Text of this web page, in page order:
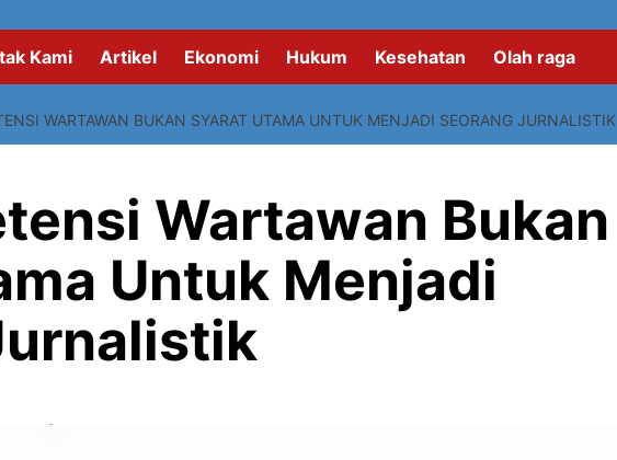
Kami Artikel Ekonomi Hukum Kesehatan Olah raga
WARTAWAN BUKAN SYARAT UTAMA UNTUK MENJADI SEORANG JURNALISTIK
Wartawan Bukan
Untuk Menjadi